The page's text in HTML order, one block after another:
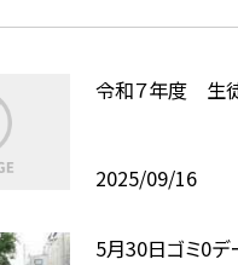
令和７年度 生
2025/09/16
5月30日ゴミ0